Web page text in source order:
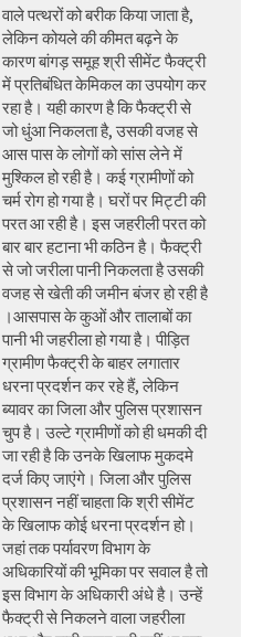
वाले पत्थरों को बरीक किया जाता है,
लेकिन कोयले की कीमत बढ़ने के
कारण बांगड़ समूह श्री सीमेंट फैक्ट्री
में प्रतिबंधित केमिकल का उपयोग कर
रहा है। यही कारण है कि फैक्ट्री से
जो धुंआ निकलता है, उसकी वजह से
आस पास के लोगों को सांस लेने में
मुश्किल हो रही है। कई ग्रामीणों को
चर्म रोग हो गया है। घरों पर मिट्टी की
परत आ रही है। इस जहरीली परत को
बार बार हटाना भी कठिन है। फैक्ट्री
से जो जरीला पानी निकलता है उसकी
वजह से खेती की जमीन बंजर हो रही है
।आसपास के कुओं और तालाबों का
पानी भी जहरीला हो गया है। पीड़ित
ग्रामीण फैक्ट्री के बाहर लगातार
धरना प्रदर्शन कर रहे हैं, लेकिन
ब्यावर का जिला और पुलिस प्रशासन
चुप है। उल्टे ग्रामीणों को ही धमकी दी
जा रही है कि उनके खिलाफ मुकदमे
दर्ज किए जाएंगे। जिला और पुलिस
प्रशासन नहीं चाहता कि श्री सीमेंट
के खिलाफ कोई धरना प्रदर्शन हो।
जहां तक पर्यावरण विभाग के
अधिकारियों की भूमिका पर सवाल है तो
इस विभाग के अधिकारी अंधे है। उन्हें
फैक्ट्री से निकलने वाला जहरीला